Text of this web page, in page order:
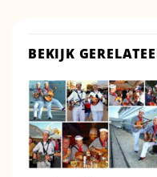
BEKIJK